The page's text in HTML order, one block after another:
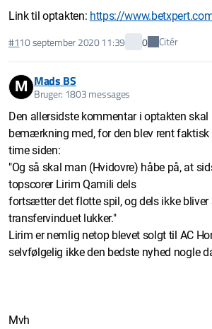
Link til optakten: https://
#110 september 2020 11:39 0 Citér
M Mads BS
Bruger: 1803 messages
Den allersidste kommentar i optakten skal
bemærkning med, for den blev rent faktisk
time siden:
"Og så skal man (Hvidovre) håbe på, at
topscorer Lirim Qamili dels
fortsætter det flotte spil, og dels ikke bliver
transfervinduet lukker."
Lirim er nemlig netop blevet solgt til AC
selvfølgelig ikke den bedste nyhed nogle
Mvh